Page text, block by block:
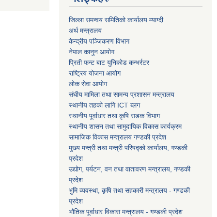
जिल्ला समन्वय समितिको कार्यालय म्याग्दी
अर्थ मन्त्रालय
केन्द्रीय पञ्जिकरण विभाग
नेपाल कानुन आयोग
प्रिती फन्ट बाट युनिकोड कन्भर्रटर
राष्ट्रिय योजना आयोग
लोक सेवा आयोग
संघीय मामिला तथा सामन्य प्रशासन मन्त्रालय
स्थानीय तहको लागि ICT ब्लग
स्थानीय पूर्वाधार तथा कृषि सडक विभाग
स्थानीय शासन तथा सामुदायिक विकास कार्यक्रम
सामाजिक विकास मन्त्रालय गण्डकी प्रदेश
मुख्य मन्त्री तथा मन्त्री परिषद्को कार्यालय, गण्डकी
प्रदेश
उद्योग, पर्यटन, वन तथा वातावरण मन्त्रालय, गण्डकी
प्रदेश
भुमि व्यवस्था, कृषि तथा सहकारी मन्त्रालय - गण्डकी
प्रदेश
भौतिक पूर्वाधार विकास मन्त्रालय - गण्डकी प्रदेश